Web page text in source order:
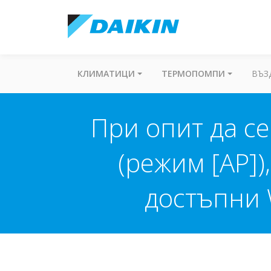
КЛИМАТИЦИ ТЕРМОПОМПИ
При опит да
(режим
достъпни